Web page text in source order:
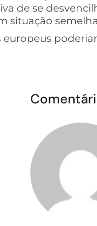
de se
situação